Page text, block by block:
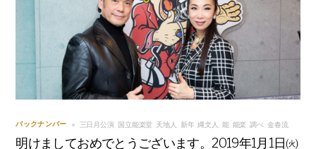
バックナンバー 三日月公演 国立能楽堂 天地人 新年 縄文人 能, 能楽 調べ, 金春流
明けましておめでとうございます。2019年1月1日㈫